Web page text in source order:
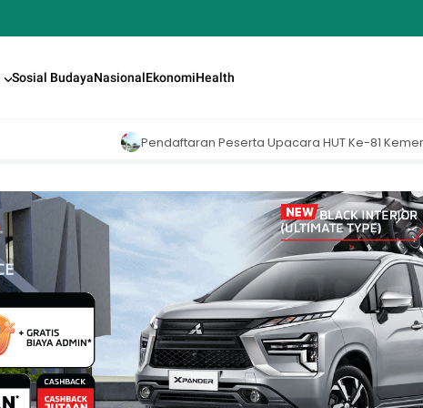
Sosial BudayaNasionalEkonomiHealth
Pendaftaran Peserta Upacara HUT Ke-81 Kemerdekaan RI di Istana